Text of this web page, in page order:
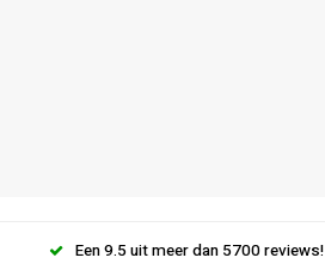
Een 9.5 uit meer dan 5700 reviews!